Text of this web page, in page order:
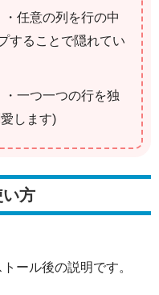
任意の列を行の中
することで隠れてい
一つ一つの行を独
します)
方
ール後の説明です。